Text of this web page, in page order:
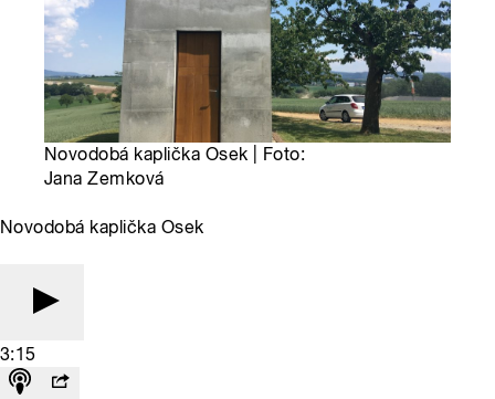
Novodobá kaplička Osek | Foto:
Jana Zemková
Novodobá kaplička Osek
3:15